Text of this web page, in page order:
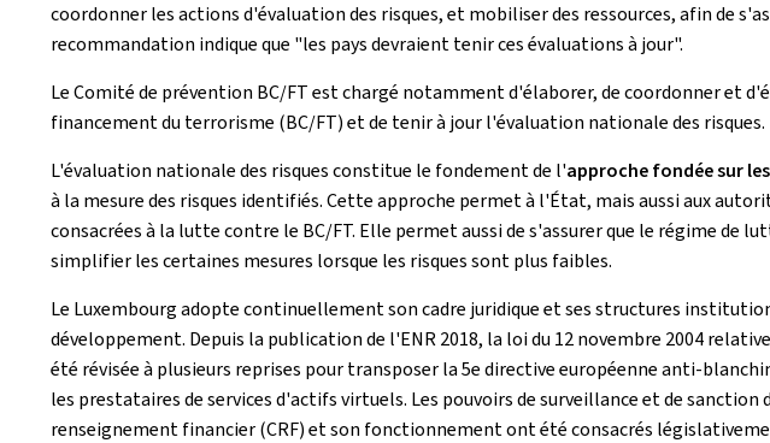
coordonner les actions d'évaluation des risques, et mobiliser des ressources, afin de
recommandation indique que "les pays devraient tenir ces évaluations à jour".
Le Comité de prévention BC/FT est chargé notamment d'élaborer, de coordonner et
financement du terrorisme (BC/FT) et de tenir à jour l'évaluation nationale des risques.
L'évaluation nationale des risques constitue le fondement de l'approche fondée sur
à la mesure des risques identifiés. Cette approche permet à l'État, mais aussi aux
consacrées à la lutte contre le BC/FT. Elle permet aussi de s'assurer que le régime de
simplifier les certaines mesures lorsque les risques sont plus faibles.
Le Luxembourg adopte continuellement son cadre juridique et ses structures
développement. Depuis la publication de l'ENR 2018, la loi du 12 novembre 2004
été révisée à plusieurs reprises pour transposer la 5e directive européenne anti-
les prestataires de services d'actifs virtuels. Les pouvoirs de surveillance et de
renseignement financier (CRF) et son fonctionnement ont été consacrés